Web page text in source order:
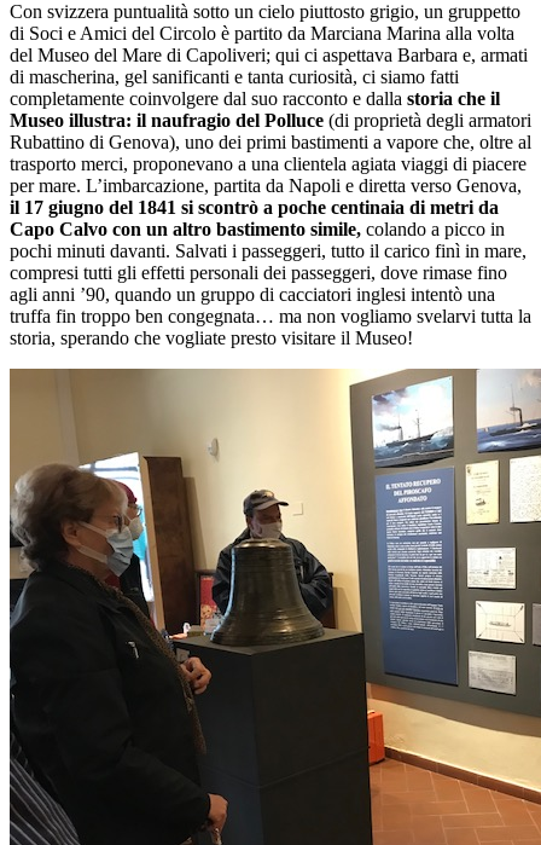
Con svizzera puntualità sotto un cielo piuttosto grigio, un gruppetto
di Soci e Amici del Circolo è partito da Marciana Marina alla volta
del Museo del Mare di Capoliveri; qui ci aspettava Barbara e, armati
di mascherina, gel sanificanti e tanta curiosità, ci siamo fatti
completamente coinvolgere dal suo racconto e dalla storia che il
Museo illustra: il naufragio del Polluce (di proprietà degli armatori
Rubattino di Genova), uno dei primi bastimenti a vapore che, oltre al
trasporto merci, proponevano a una clientela agiata viaggi di piacere
per mare. L’imbarcazione, partita da Napoli e diretta verso Genova,
il 17 giugno del 1841 si scontrò a poche centinaia di metri da
Capo Calvo con un altro bastimento simile, colando a picco in
pochi minuti davanti. Salvati i passeggeri, tutto il carico finì in mare,
compresi tutti gli effetti personali dei passeggeri, dove rimase fino
agli anni ’90, quando un gruppo di cacciatori inglesi intentò una
truffa fin troppo ben congegnata… ma non vogliamo svelarvi tutta la
storia, sperando che vogliate presto visitare il Museo!